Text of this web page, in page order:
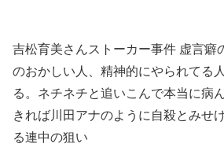
吉松育美さんストーカー事件 虚言癖
のおかしい人、精神的にやられてる
る。ネチネチと追いこんで本当に病
きれば川田アナのように自殺とみせ
る連中の狙い